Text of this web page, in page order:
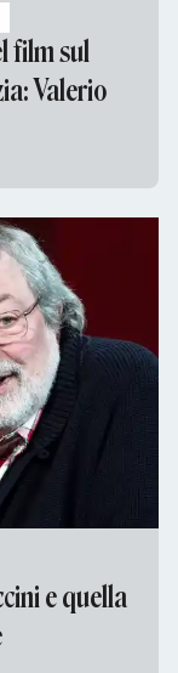
film sul
Valerio
e quella